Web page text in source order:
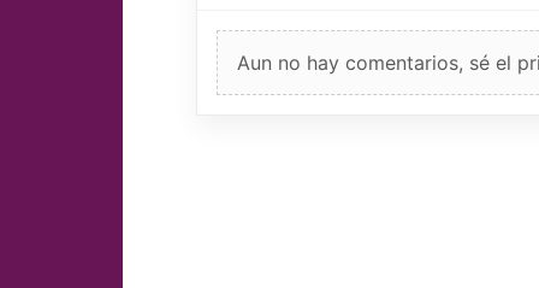
Aun no hay comentarios, sé el